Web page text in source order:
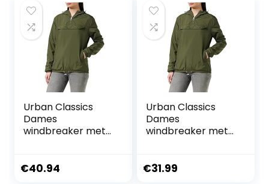
Urban Classics
Dames
windbreaker met
over jack
€40.94
Urban Classics
Dames
windbreaker met
over jack
€31.99